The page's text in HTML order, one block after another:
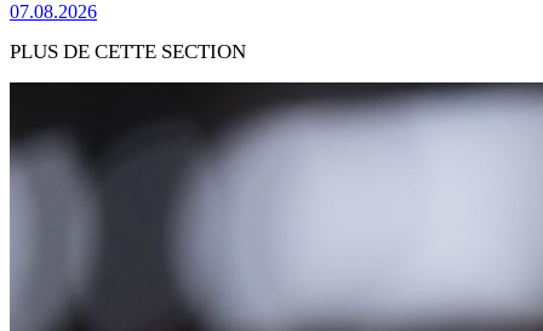
07.08.2026
PLUS DE CETTE SECTION